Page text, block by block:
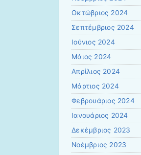
Οκτώβριος 2024
Σεπτέμβριος 2024
Ιούνιος 2024
Μάιος 2024
Απρίλιος 2024
Μάρτιος 2024
Φεβρουάριος 2024
Ιανουάριος 2024
Δεκέμβριος 2023
Νοέμβριος 2023